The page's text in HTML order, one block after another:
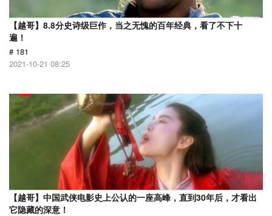
【越哥】8.8分史诗级巨作，当之无愧的百年经典，看了不下十
遍！
# 181
2021-10-21 08:25
【越哥】中国武侠电影史上公认的一座高峰，直到30年后，才看出
它隐藏的深意！